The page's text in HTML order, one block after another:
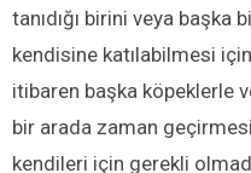
tanıdığı birini veya başka
kendisine katılabilmesi
itibaren başka köpeklerle
bir arada zaman
kendileri için gerekli